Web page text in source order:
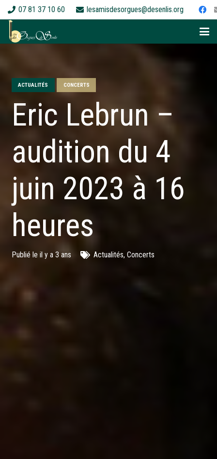
07 81 37 10 60 lesamisdesorgues@desenlis.org
ACTUALITÉS CONCERTS
Eric Lebrun –
audition du 4
juin 2023 à 16
heures
Publié le il y a 3 ans Actualités, Concerts